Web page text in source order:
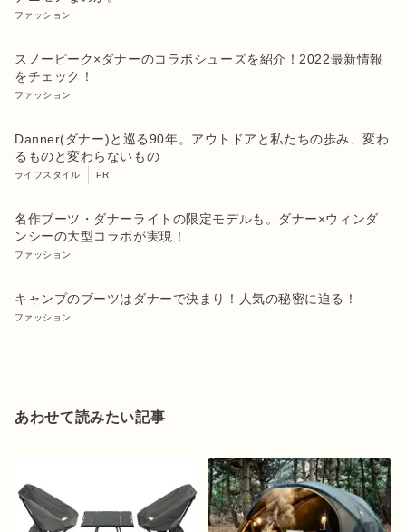
ファッション
スノーピーク×ダナーのコラボシューズを紹介！2022最新情報
をチェック！
ファッション
Danner(ダナー)と巡る90年。アウトドアと私たちの歩み、変わ
るものと変わらないもの
ライフスタイル PR
名作ブーツ・ダナーライトの限定モデルも。ダナー×ウィンダ
ンシーの大型コラボが実現！
ファッション
キャンプのブーツはダナーで決まり！人気の秘密に迫る！
ファッション
あわせて読みたい記事